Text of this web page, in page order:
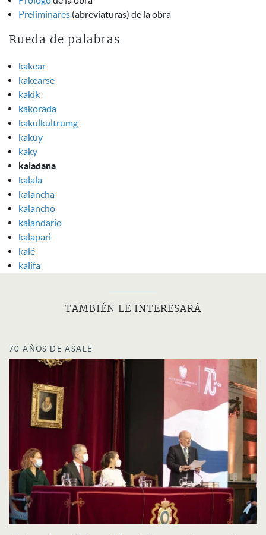
Preliminares (abreviaturas) de la obra
Rueda de palabras
kakear
kakearse
kakik
kakorada
kakülkultrumg
kakuy
kaky
kaladana
kalala
kalancha
kalancho
kalandario
kalapari
kalé
kalifa
TAMBIÉN LE INTERESARÁ
70 AÑOS DE ASALE